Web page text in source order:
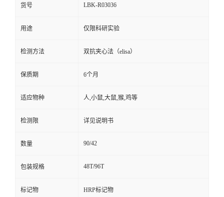
货号 LBK-R03036
用途 仅限科研实验
检测方法 双抗夹心法（elisa）
保质期 6个月
适应物种 人,小鼠,大鼠,猴,鸡等
检测限 详见说明书
数量 90/42
包装规格 48T/96T
标记物 HRP标记物